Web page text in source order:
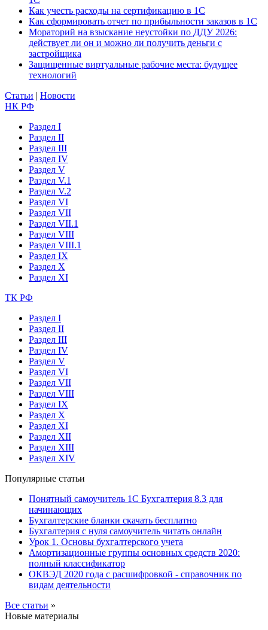
Как учесть расходы на сертификацию в 1С
Как сформировать отчет по прибыльности заказов в 1С
Мораторий на взыскание неустойки по ДДУ 2026:
действует ли он и можно ли получить деньги с
застройщика
Защищенные виртуальные рабочие места: будущее
технологий
Статьи | Новости
НК РФ
Раздел I
Раздел II
Раздел III
Раздел IV
Раздел V
Раздел V.1
Раздел V.2
Раздел VI
Раздел VII
Раздел VII.1
Раздел VIII
Раздел VIII.1
Раздел IX
Раздел X
Раздел XI
ТК РФ
Раздел I
Раздел II
Раздел III
Раздел IV
Раздел V
Раздел VI
Раздел VII
Раздел VIII
Раздел IX
Раздел X
Раздел XI
Раздел XII
Раздел XIII
Раздел XIV
Популярные статьи
Понятный самоучитель 1С Бухгалтерия 8.3 для
начинающих
Бухгалтерские бланки скачать бесплатно
Бухгалтерия с нуля самоучитель читать онлайн
Урок 1. Основы бухгалтерского учета
Амортизационные группы основных средств 2020:
полный классификатор
ОКВЭД 2020 года с расшифровкой - справочник по
видам деятельности
Все статьи »
Новые материалы